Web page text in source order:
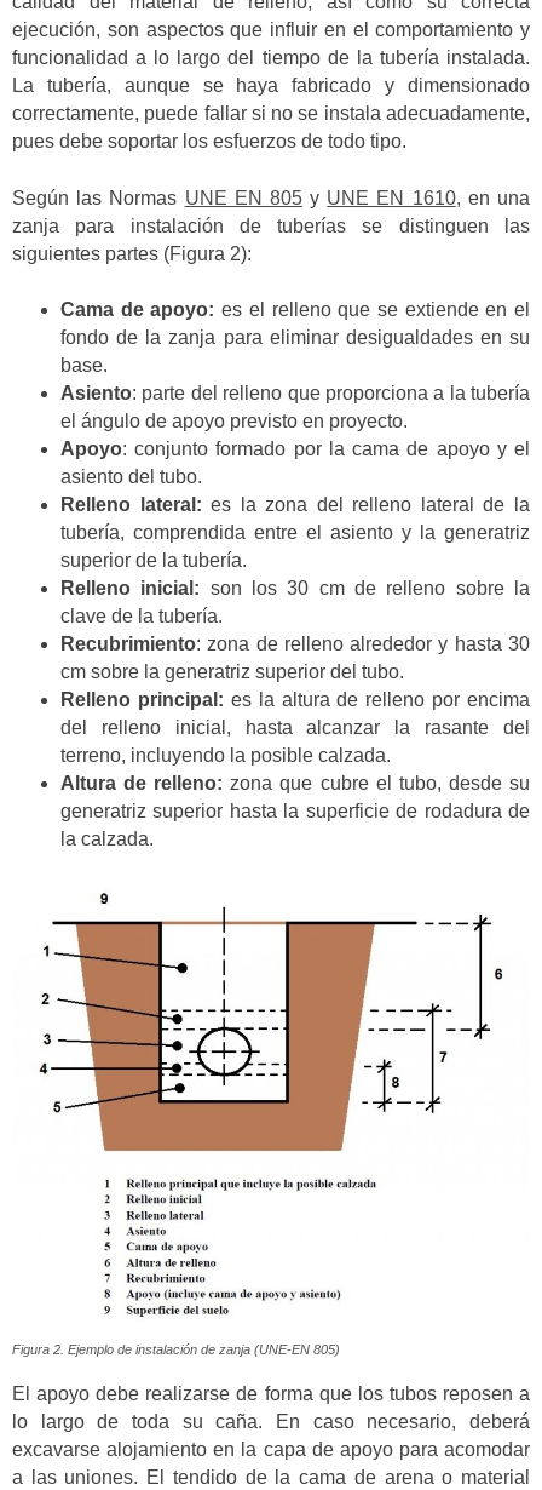
ejecución, son aspectos que influir en el comportamiento y
funcionalidad a lo largo del tiempo de la tubería instalada.
La tubería, aunque se haya fabricado y dimensionado
correctamente, puede fallar si no se instala adecuadamente,
pues debe soportar los esfuerzos de todo tipo.
Según las Normas UNE EN 805y UNE EN 1610, en una
zanja para instalación de tuberías se distinguen las
siguientes partes (Figura 2):
Cama de apoyo: es el relleno que se extiende en el
fondo de la zanja para eliminar desigualdades en su
base.
Asiento: parte del relleno que proporciona a la tubería
el ángulo de apoyo previsto en proyecto.
Apoyo: conjunto formado por la cama de apoyo y el
asiento del tubo.
Relleno lateral: es la zona del relleno lateral de la
tubería, comprendida entre el asiento y la generatriz
superior de la tubería.
Relleno inicial: son los 30 cm de relleno sobre la
clave de la tubería.
Recubrimiento: zona de relleno alrededor y hasta 30
cm sobre la generatriz superior del tubo.
Relleno principal: es la altura de relleno por encima
del relleno inicial, hasta alcanzar la rasante del
terreno, incluyendo la posible calzada.
Altura de relleno: zona que cubre el tubo, desde su
generatriz superior hasta la superficie de rodadura de
la calzada.
Figura 2. Ejemplo de instalación de zanja (UNE-EN 805)
El apoyo debe realizarse de forma que los tubos reposen a
lo largo de toda su caña. En caso necesario, deberá
excavarse alojamiento en la capa de apoyo para acomodar
a las uniones. El tendido de la cama de arena o material